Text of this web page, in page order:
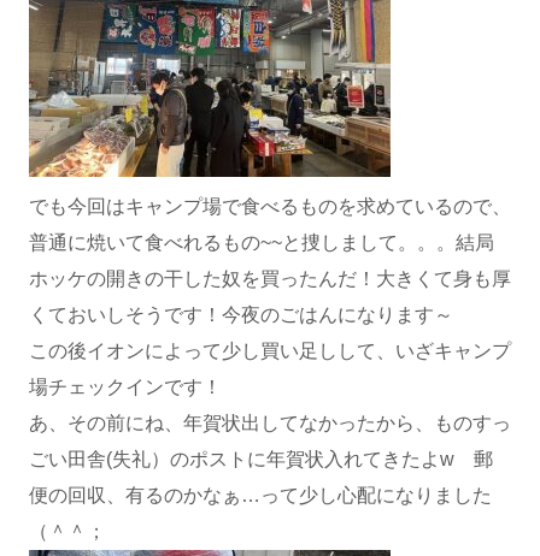
でも今回はキャンプ場で食べるものを求めているので、
普通に焼いて食べれるもの~~と捜しまして。。。結局
ホッケの開きの干した奴を買ったんだ！大きくて身も厚
くておいしそうです！今夜のごはんになります～
この後イオンによって少し買い足しして、いざキャンプ
場チェックインです！
あ、その前にね、年賀状出してなかったから、ものすっ
ごい田舎(失礼）のポストに年賀状入れてきたよw 郵
便の回収、有るのかなぁ…って少し心配になりました
（＾＾；